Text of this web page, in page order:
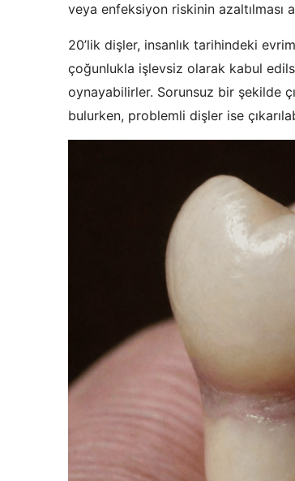
veya enfeksiyon riskinin azaltılması
20’lik dişler, insanlık tarihindeki
çoğunlukla işlevsiz olarak kabul
oynayabilirler. Sorunsuz bir şekilde
bulurken, problemli dişler ise